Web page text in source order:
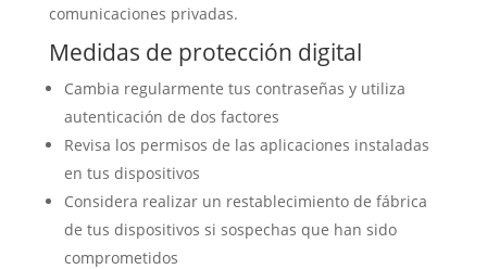
comunicaciones privadas.
Medidas de protección digital
Cambia regularmente tus contraseñas y utiliza
autenticación de dos factores
Revisa los permisos de las aplicaciones instaladas
en tus dispositivos
Considera realizar un restablecimiento de fábrica
de tus dispositivos si sospechas que han sido
comprometidos